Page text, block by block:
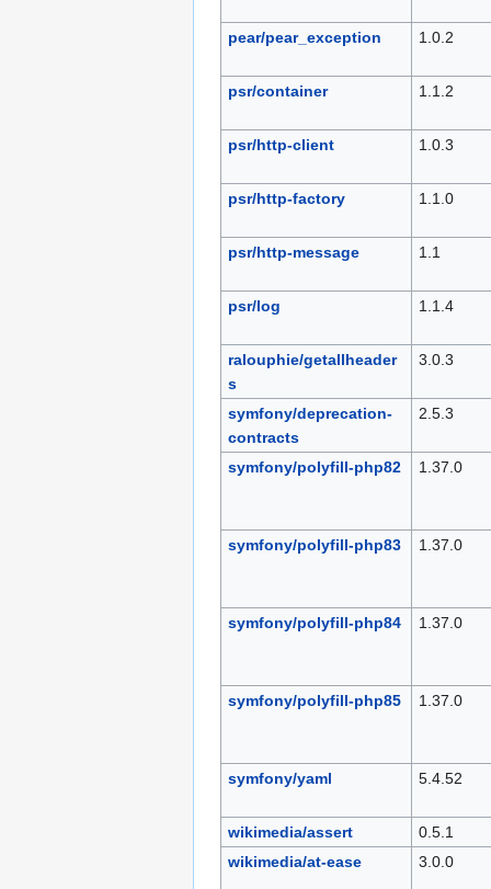
pear/pear_exception 1.0.2
psr/container 1.1.2
psr/http-client 1.0.3
psr/http-factory 1.1.0
psr/http-message 1.1
psr/log 1.1.4
ralouphie/getallheader
s
3.0.3
symfony/deprecation-
contracts
2.5.3
symfony/polyfill-php82 1.37.0
symfony/polyfill-php83 1.37.0
symfony/polyfill-php84 1.37.0
symfony/polyfill-php85 1.37.0
symfony/yaml 5.4.52
wikimedia/assert
0.5.1
wikimedia/at-ease
3.0.0